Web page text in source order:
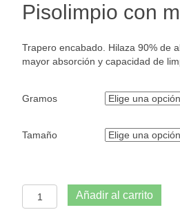
Pisolimpio con
Trapero encabado. Hilaza 90% de
mayor absorción y capacidad de
Gramos
Tamaño
Trapero
Encabado
Añadir al carrito